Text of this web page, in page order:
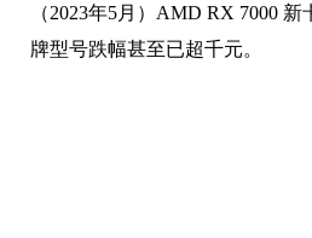
（2023年5月）AMD RX 7000
牌型号跌幅甚至已超千元。